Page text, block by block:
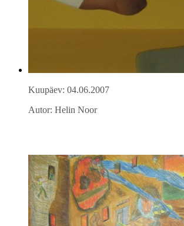
Kuupäev: 04.06.2007
Autor: Helin Noor